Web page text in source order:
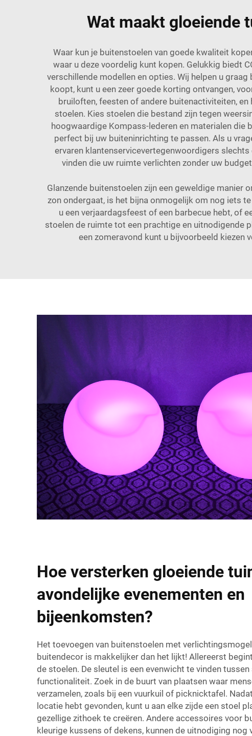
Wat maakt gloeiende
Waar kun je buitenstoelen van goede kwaliteit
waar u deze voordelig kunt kopen. Gelukkig biedt
verschillende modellen en opties. Wij helpen u
koopt, kunt u een zeer goede korting ontvangen,
bruiloften, feesten of andere buitenactiviteiten,
stoelen. Kies stoelen die bestand zijn tegen
hoogwaardige Kompass-lederen en materialen die
perfect bij uw buiteninrichting te passen. Als u
ervaren klantenservicevertegenwoordigers
vinden die uw ruimte verlichten zonder uw
Glanzende buitenstoelen zijn een geweldige manier
zon ondergaat, is het bijna onmogelijk om nog iets
u een verjaardagsfeest of een barbecue hebt, of
stoelen de ruimte tot een prachtige en uitnodigende
een zomeravond kunt u bijvoorbeeld kiezen
Hoe versterken gloeiende
avondelijke evenementen en
bijeenkomsten?
Het toevoegen van buitenstoelen met
buitendecor is makkelijker dan het lijkt! Allereerst
de stoelen. De sleutel is een evenwicht te vinden
functionaliteit. Zoek in de buurt van plaatsen waar
verzamelen, zoals bij een vuurkuil of picknicktafel.
locatie hebt gevonden, kunt u aan elke zijde een stoel
gezellige zithoek te creëren. Andere accessoires voor
kleurige kussens of dekens, kunnen de uitnodiging nog